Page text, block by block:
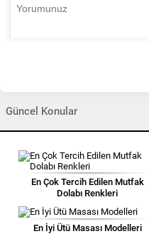
Güncel Konular
En Çok Tercih Edilen Mutfak
Dolabı Renkleri
En İyi Ütü Masası Modelleri